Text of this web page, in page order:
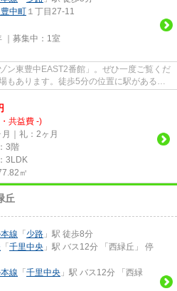
中町 １丁目27-11
募集中： 1室
ン東豊中EAST2番館」。ぜひ一度ご覧くだ
もあります。徒歩5分の位置に駅がある物
共益費 -)
｜礼：2ヶ月
3階
3LDK
㎡
丘
線 「 少路 」駅 徒歩8分
「 千里中央 」駅 バス12分 「西緑丘」 停
線 「 千里中央 」駅 バス12分 「西緑